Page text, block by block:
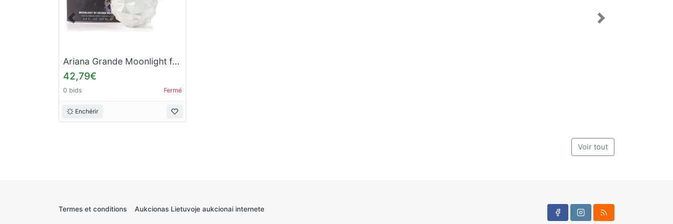
Ariana Grande Moonlight for Women (Kvepalai Moterims) EDP 100ml
42,79€
0 bids Fermé
Enchérir
Précédent Suivant
Voir tout
Termes et conditions Aukcionas Lietuvoje aukcionai internete